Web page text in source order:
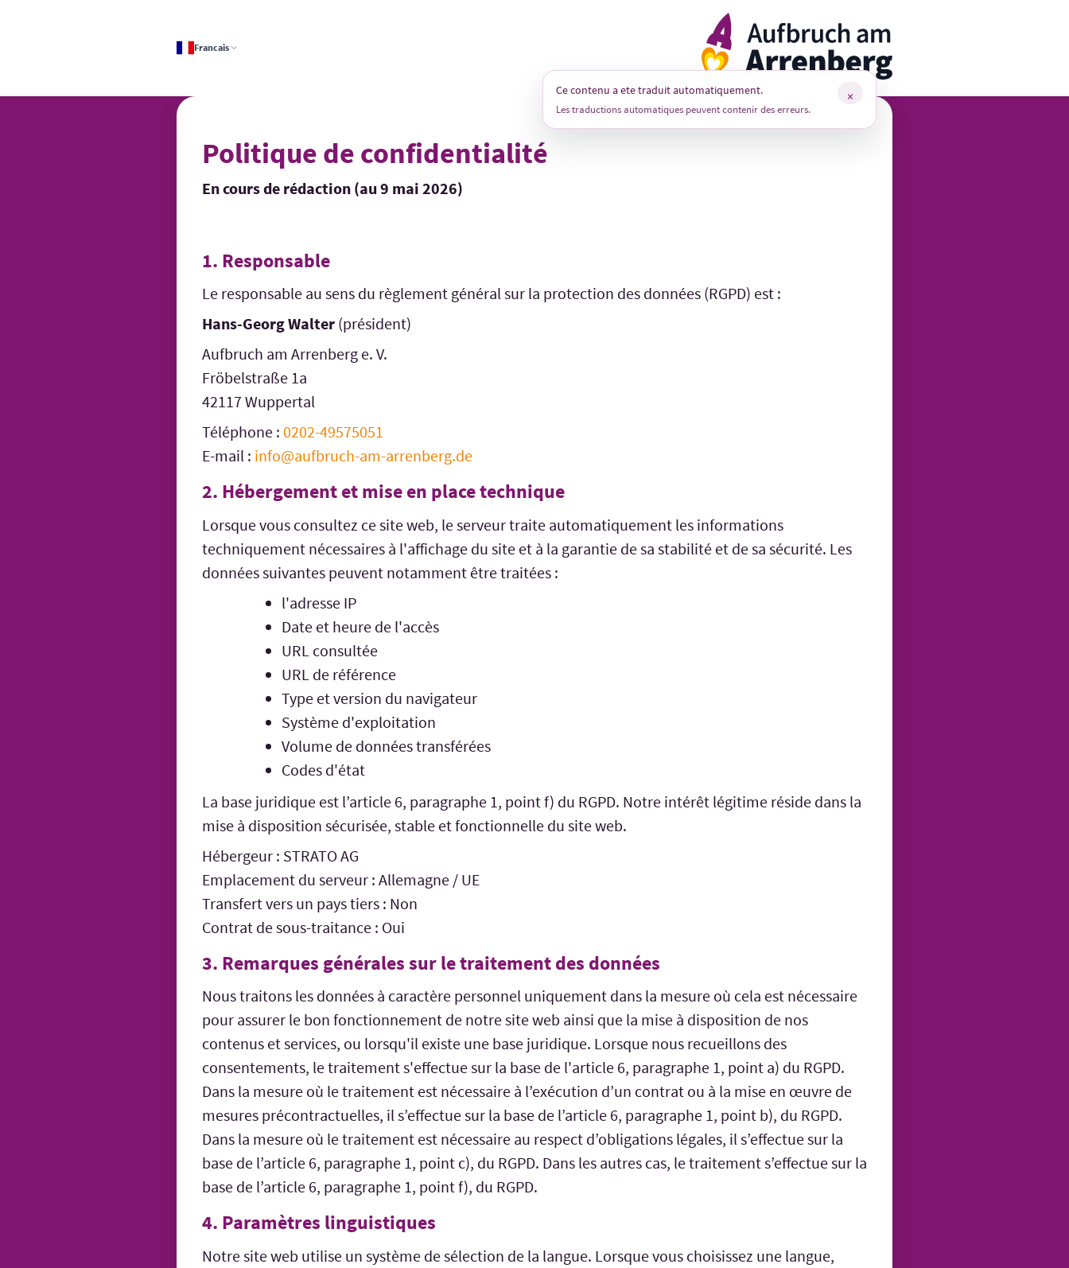
content
Francais ArrenbergApp
Politique de confidentialité
En cours de rédaction (au 9 mai 2026)
1. Responsable
Le responsable au sens du règlement général sur la protection des données (RGPD) est :
Hans-Georg Walter (président)
Aufbruch am Arrenberg e. V.
Fröbelstraße 1a
42117 Wuppertal
Téléphone : 0202-49575051
E-mail : info@aufbruch-am-arrenberg.de
2. Hébergement et mise en place technique
Lorsque vous consultez ce site web, le serveur traite automatiquement les informations
techniquement nécessaires à l'affichage du site et à la garantie de sa stabilité et de sa sécurité. Les
données suivantes peuvent notamment être traitées :
l'adresse IP
Date et heure de l'accès
URL consultée
URL de référence
Type et version du navigateur
Système d'exploitation
Volume de données transférées
Codes d'état
La base juridique est l’article 6, paragraphe 1, point f) du RGPD. Notre intérêt légitime réside dans la
mise à disposition sécurisée, stable et fonctionnelle du site web.
Hébergeur : STRATO AG
Emplacement du serveur : Allemagne / UE
Transfert vers un pays tiers : Non
Contrat de sous-traitance : Oui
3. Remarques générales sur le traitement des données
Nous traitons les données à caractère personnel uniquement dans la mesure où cela est nécessaire
pour assurer le bon fonctionnement de notre site web ainsi que la mise à disposition de nos
contenus et services, ou lorsqu'il existe une base juridique. Lorsque nous recueillons des
consentements, le traitement s'effectue sur la base de l'article 6, paragraphe 1, point a) du RGPD.
Dans la mesure où le traitement est nécessaire à l’exécution d’un contrat ou à la mise en œuvre de
mesures précontractuelles, il s’effectue sur la base de l’article 6, paragraphe 1, point b), du RGPD.
Dans la mesure où le traitement est nécessaire au respect d’obligations légales, il s’effectue sur la
base de l’article 6, paragraphe 1, point c), du RGPD. Dans les autres cas, le traitement s’effectue sur la
base de l’article 6, paragraphe 1, point f), du RGPD.
4. Paramètres linguistiques
Notre site web utilise un système de sélection de la langue. Lorsque vous choisissez une langue,
Ce contenu a ete traduit automatiquement.
Les traductions automatiques peuvent contenir des erreurs.
×